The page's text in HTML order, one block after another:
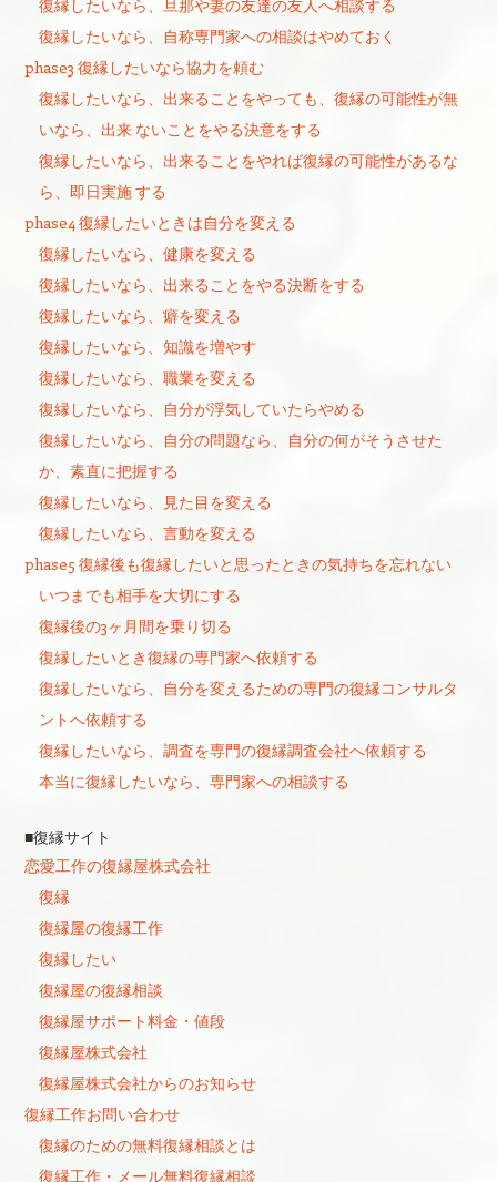
復縁したいなら、旦那や妻の友達の友人へ相談する
復縁したいなら、自称専門家への相談はやめておく
phase3 復縁したいなら協力を頼む
復縁したいなら、出来ることをやっても、復縁の可能性が無
いなら、出来 ないことをやる決意をする
復縁したいなら、出来ることをやれば復縁の可能性があるな
ら、即日実施 する
phase4 復縁したいときは自分を変える
復縁したいなら、健康を変える
復縁したいなら、出来ることをやる決断をする
復縁したいなら、癖を変える
復縁したいなら、知識を増やす
復縁したいなら、職業を変える
復縁したいなら、自分が浮気していたらやめる
復縁したいなら、自分の問題なら、自分の何がそうさせた
か、素直に把握する
復縁したいなら、見た目を変える
復縁したいなら、言動を変える
phase5 復縁後も復縁したいと思ったときの気持ちを忘れない
いつまでも相手を大切にする
復縁後の3ヶ月間を乗り切る
復縁したいとき復縁の専門家へ依頼する
復縁したいなら、自分を変えるための専門の復縁コンサルタ
ントへ依頼する
復縁したいなら、調査を専門の復縁調査会社へ依頼する
本当に復縁したいなら、専門家への相談する
■復縁サイト
恋愛工作の復縁屋株式会社
復縁
復縁屋の復縁工作
復縁したい
復縁屋の復縁相談
復縁屋サポート料金・値段
復縁屋株式会社
復縁屋株式会社からのお知らせ
復縁工作お問い合わせ
復縁のための無料復縁相談とは
復縁工作・メール無料復縁相談